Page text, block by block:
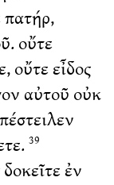
οὔτε
εἶδος
αὐτοῦ οὐκ
39
ἐν